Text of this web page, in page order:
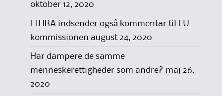
oktober 12, 2020
ETHRA indsender også kommentar til EU-
kommissionen august 24, 2020
Har dampere de samme
menneskerettigheder som andre? maj 26,
2020